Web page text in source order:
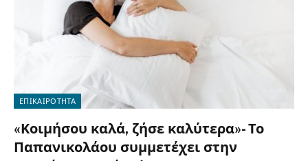
ΕΠΙΚΑΙΡΟΤΗΤΑ
«Κοιμήσου καλά, ζήσε καλύτερα»- Το
Παπανικολάου συμμετέχει στην